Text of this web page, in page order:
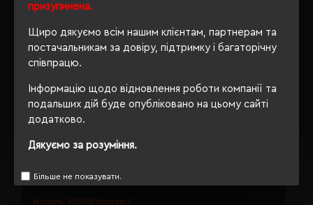
призупинена.
Щиро дякуємо всім нашим клієнтам, партнерам та
постачальникам за довіру, підтримку і багаторічну
співпрацю.
Інформацію щодо відновлення роботи компанії та
подальших дій буде опубліковано на цьому сайті
додатково.
Дякуємо за розуміння.
Більше не показувати.
Модель: V5504(Voyager)
Динамо-ліхтарик Voyager LED з ремінцем синій - V5504-11